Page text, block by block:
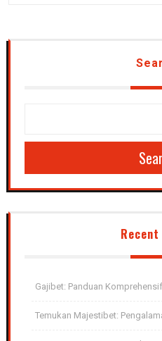
Gajibet: Panduan
Temukan Majestibet: